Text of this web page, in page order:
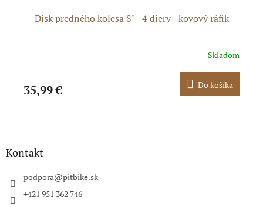
Disk predného kolesa 8" - 4 diery - kovový ráfik
Skladom
35,99 € Do košíka
Z
Kontakt
podpora@pitbike.sk
+421 951 362 746